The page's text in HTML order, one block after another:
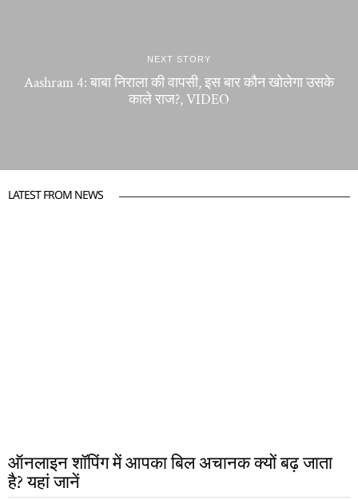
NEXT STORY
Aashram 4: बाबा निराला की वापसी, इस बार कौन खोलेगा उसके
काले राज?, VIDEO
LATEST FROM NEWS
ऑनलाइन शॉपिंग में आपका बिल अचानक क्यों बढ़ जाता
है? यहां जानें